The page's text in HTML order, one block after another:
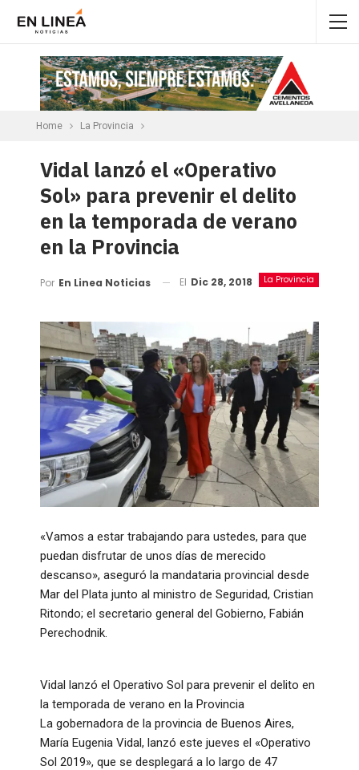
Home La Provincia
Vidal lanzó el «Operativo
Sol» para prevenir el delito
en la temporada de verano
en la Provincia
La Provincia
Por En Linea Noticias El Dic 28, 2018
«Vamos a estar trabajando para ustedes, para que
puedan disfrutar de unos días de merecido
descanso», aseguró la mandataria provincial desde
Mar del Plata junto al ministro de Seguridad, Cristian
Ritondo; el secretario general del Gobierno, Fabián
Perechodnik.
Vidal lanzó el Operativo Sol para prevenir el delito en
la temporada de verano en la Provincia
La gobernadora de la provincia de Buenos Aires,
María Eugenia Vidal, lanzó este jueves el «Operativo
Sol 2019», que se desplegará a lo largo de 47